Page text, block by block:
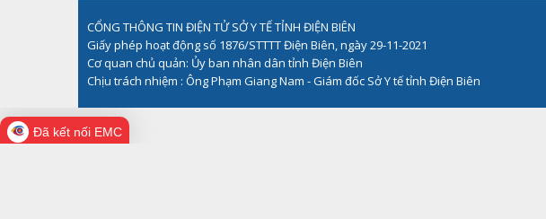
CỔNG THÔNG TIN ĐIỆN TỬ SỞ Y TẾ TỈNH ĐIỆN BIÊN
Giấy phép hoạt động số 1876/STTTT Điện Biên, ngày 29-11-2021
Cơ quan chủ quản: Ủy ban nhân dân tỉnh Điện Biên
Chịu trách nhiệm : Ông Phạm Giang Nam - Giám đốc Sở Y tế tỉnh Điện Biên
Đã kết nối EMC